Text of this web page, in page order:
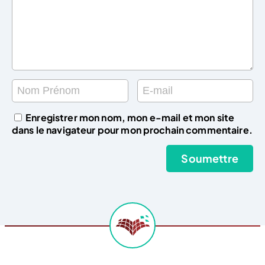
Enregistrer mon nom, mon e-mail et mon site
dans le navigateur pour mon prochain commentaire.